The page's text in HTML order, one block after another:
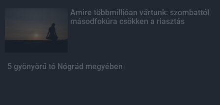
Amire többmillióan vártunk: szombattól
másodfokúra csökken a riasztás
5 gyönyörű tó Nógrád megyében